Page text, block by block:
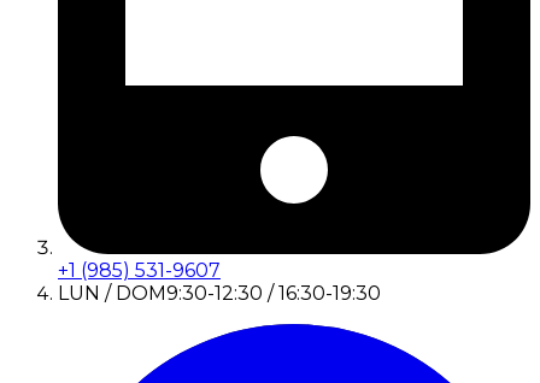
+1 (985) 531-9607
LUN / DOM9:30-12:30 / 16:30-19:30